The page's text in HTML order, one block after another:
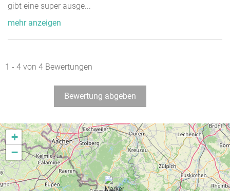
gibt eine super ausge
mehr anzeigen
1 - 4 von 4 Bewertungen
Bewertung abgeben
+
−